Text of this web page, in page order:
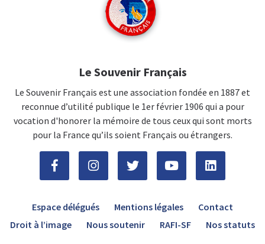
Le Souvenir Français
Le Souvenir Français est une association fondée en 1887 et
reconnue d’utilité publique le 1er février 1906 qui a pour
vocation d'honorer la mémoire de tous ceux qui sont morts
pour la France qu’ils soient Français ou étrangers.
Espace délégués Mentions légales
Contact
Droit à l’image
Nous soutenir RAFI-SF Nos statuts